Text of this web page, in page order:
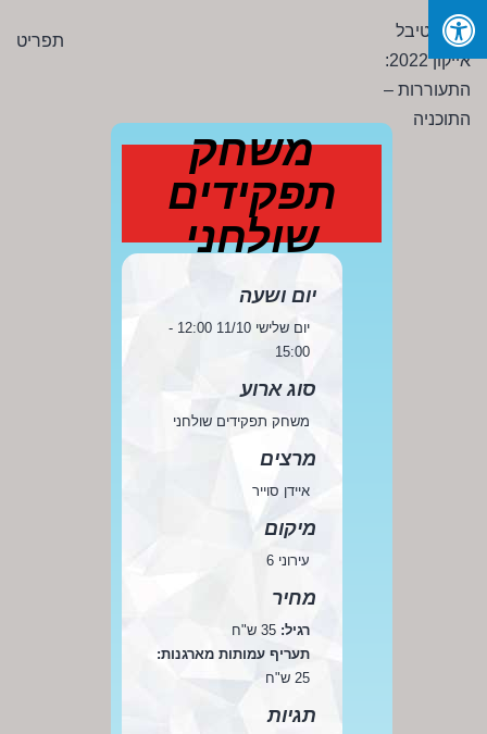
Skip
content
פסטיבל
אייקון
2022:
התעוררות
תפריט
משחק
תפקידים
שולחני
יום ושעה
יום שלישי 11/10 12:00 -
15:00
סוג ארוע
משחק תפקידים שולחני
מרצים
איידן סוייר
מיקום
עירוני 6
מחיר
רגיל:
תעריף עמותות מארגנות:
25 ש"ח
תגיות